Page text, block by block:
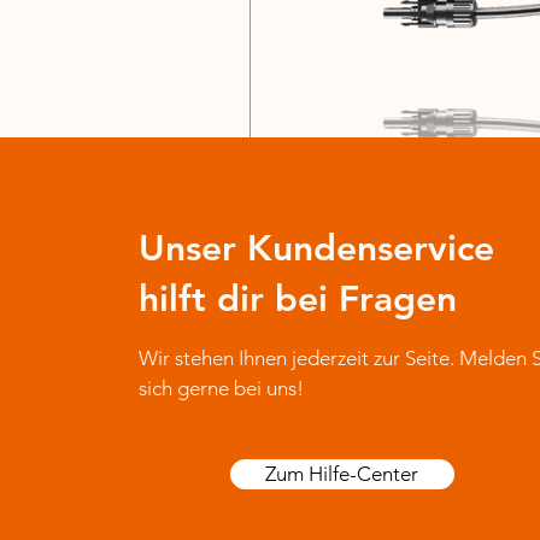
Unser Kundenservice
hilft dir bei Fragen
Wir stehen Ihnen jederzeit zur Seite. Melden
sich gerne bei uns!
Zum Hilfe-Center